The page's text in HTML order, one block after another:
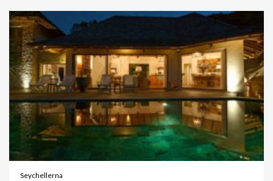
Seychellerna